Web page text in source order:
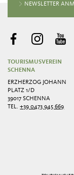
NEWSLETTER
TOURISMUSVEREIN
SCHENNA
ERZHERZOG JOHANN
PLATZ 1/D
39017 SCHENNA
TEL.+39 0473 945 669